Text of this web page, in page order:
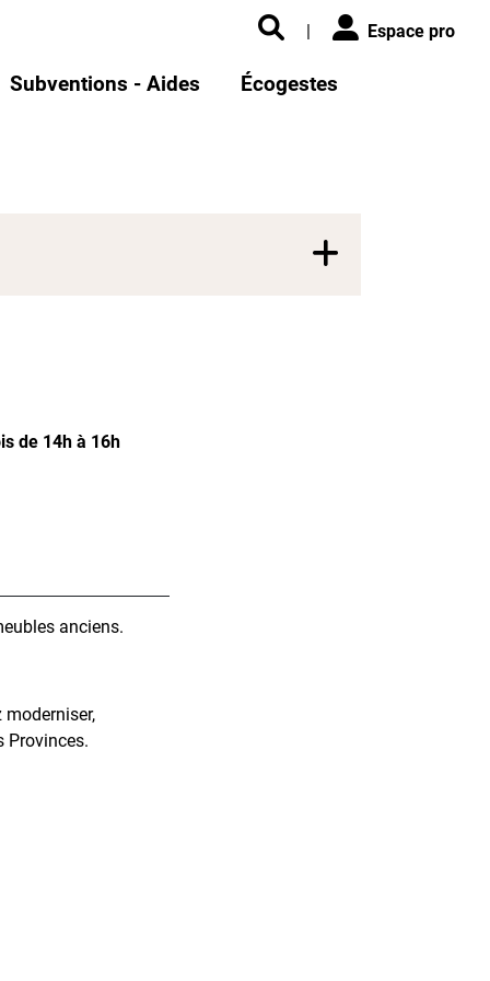
|
Espace pro
Subventions - Aides Écogestes
de 14h à 16h
anciens.
Provinces.